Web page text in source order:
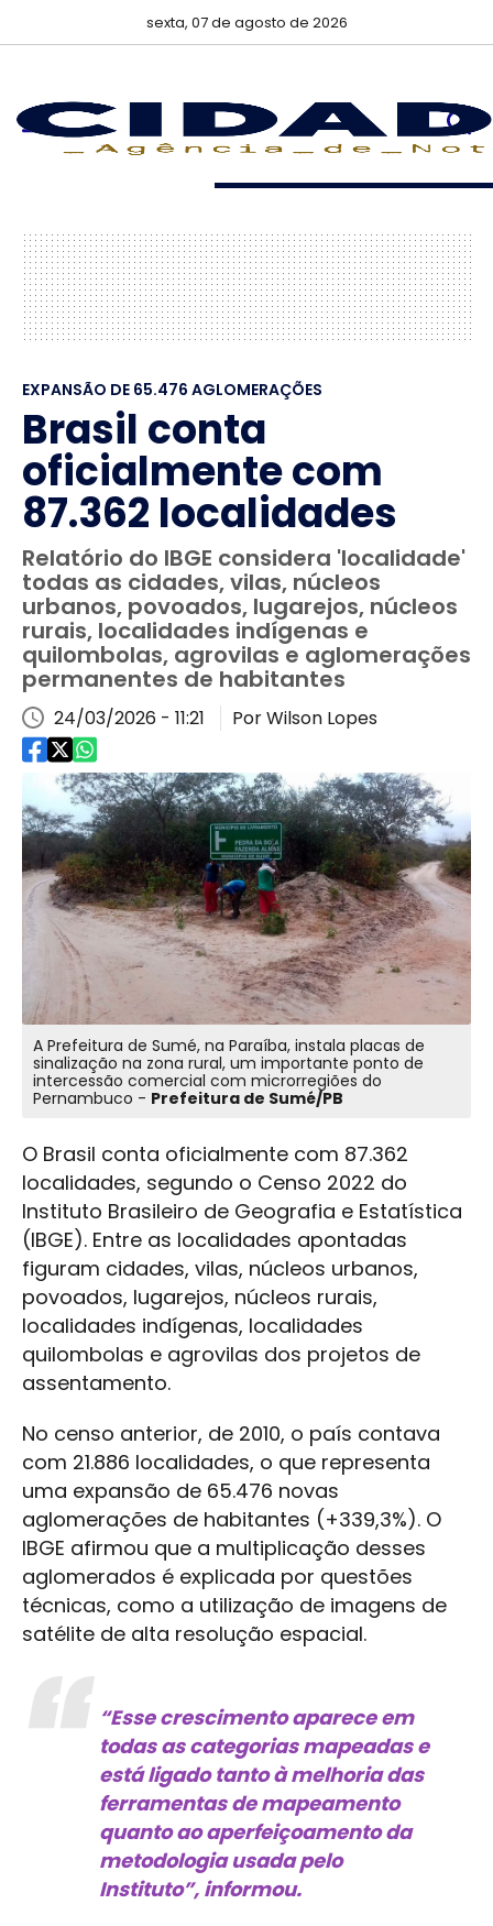
sexta, 07 de agosto de 2026
EXPANSÃO DE 65.476 AGLOMERAÇÕES
Brasil conta
oficialmente com
87.362 localidades
Relatório do IBGE considera 'localidade'
todas as cidades, vilas, núcleos
urbanos, povoados, lugarejos, núcleos
rurais, localidades indígenas e
quilombolas, agrovilas e aglomerações
permanentes de habitantes
24/03/2026 - 11:21 Por Wilson Lopes
A Prefeitura de Sumé, na Paraíba, instala placas de
sinalização na zona rural, um importante ponto de
intercessão comercial com microrregiões do
Pernambuco - Prefeitura de Sumé/PB
O Brasil conta oficialmente com 87.362
localidades, segundo o Censo 2022 do
Instituto Brasileiro de Geografia e Estatística
(IBGE). Entre as localidades apontadas
figuram cidades, vilas, núcleos urbanos,
povoados, lugarejos, núcleos rurais,
localidades indígenas, localidades
quilombolas e agrovilas dos projetos de
assentamento.
No censo anterior, de 2010, o país contava
com 21.886 localidades, o que representa
uma expansão de 65.476 novas
aglomerações de habitantes (+339,3%). O
IBGE afirmou que a multiplicação desses
aglomerados é explicada por questões
técnicas, como a utilização de imagens de
satélite de alta resolução espacial.
“Esse crescimento aparece em
todas as categorias mapeadas e
está ligado tanto à melhoria das
ferramentas de mapeamento
quanto ao aperfeiçoamento da
metodologia usada pelo
Instituto”, informou.